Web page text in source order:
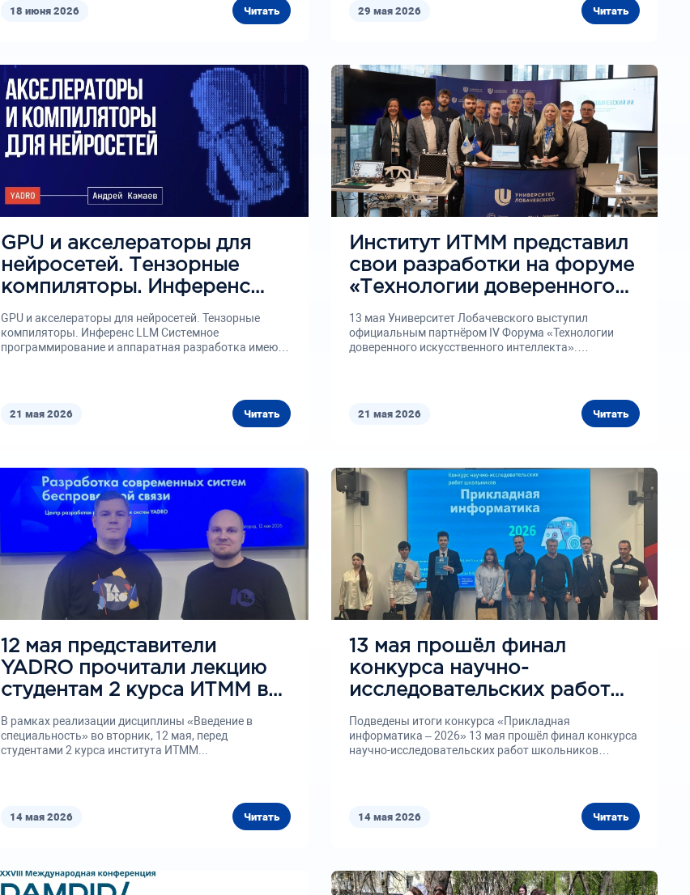
18 июня 2026 Читать 29 мая 2026 Читать
21 мая 2026 Читать
GPU и акселераторы для
нейросетей. Тензорные
компиляторы. Инференс
LLM
GPU и акселераторы для нейросетей. Тензорные
компиляторы. Инференс LLM Системное
программирование и аппаратная разработка имеют
21 мая 2026 Читать
Институт ИТММ представил
свои разработки на форуме
«Технологии доверенного
искусственного интеллекта»
в МГТУ им. Баумана
13 мая Университет Лобачевского выступил
официальным партнёром IV Форума «Технологии
доверенного искусственного интеллекта».
14 мая 2026 Читать
12 мая представители
YADRO прочитали лекцию
студентам 2 курса ИТММ в
рамках дисциплины
«Введение в специальность»
В рамках реализации дисциплины «Введение в
специальность» во вторник, 12 мая, перед
студентами 2 курса института ИТММ...
14 мая 2026 Читать
13 мая прошёл финал
конкурса научно-
исследовательских работ
школьников «Прикладная
информатика – 2026»
Подведены итоги конкурса «Прикладная
информатика – 2026» 13 мая прошёл финал конкурса
научно-исследовательских работ школьников